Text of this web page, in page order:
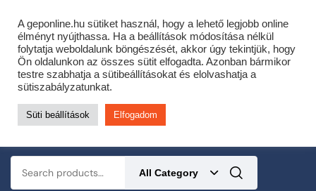
Cofidis expressz online áruhitel 0 % THM-el 10 hónapra!
Most minden akciós HQ láncfűrészhez ajándékba adunk egy fűrészláncot!
Részletek ide kattintva!
KERTÉSZETI – ERDÉSZETI – ÉPÍTŐIPARI GÉP WEBSHOP
All Category
A geponline.hu sütiket használ, hogy a lehető legjobb online
élményt nyújthassa. Ha a beállítások módosítása nélkül
folytatja weboldalunk böngészését, akkor úgy tekintjük, hogy
Ön oldalunkon az összes sütit elfogadta. Azonban bármikor
testre szabhatja a sütibeállításokat és elolvashatja a
sütiszabályzatunkat.
Süti beállítások Elfogadom